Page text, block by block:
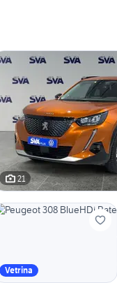
21
Vetrina